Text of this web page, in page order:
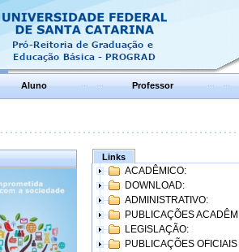
Aluno Professor
Links
ACADÊMICO:
DOWNLOAD:
ADMINISTRATIVO:
PUBLICAÇÕES
LEGISLAÇÃO:
PUBLICAÇÕES